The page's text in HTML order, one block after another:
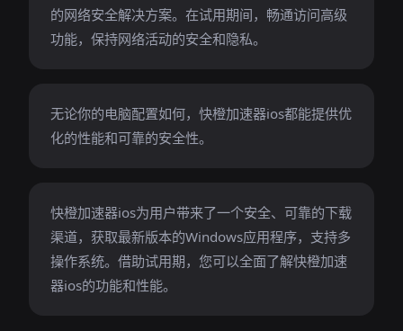
的网络安全解决方案。在试用期间，畅通访问高级
功能，保持网络活动的安全和隐私。
无论你的电脑配置如何，快橙加速器ios都能提供优
化的性能和可靠的安全性。
快橙加速器ios为用户带来了一个安全、可靠的下载
渠道，获取最新版本的Windows应用程序，支持多
操作系统。借助试用期，您可以全面了解快橙加速
器ios的功能和性能。